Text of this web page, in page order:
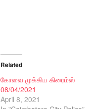
Related
கோவை முக்கிய கிரைம்ஸ்
08/04/2021
April 8, 2021